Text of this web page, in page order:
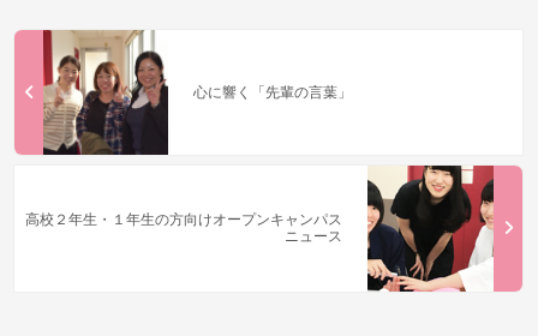
心に響く「先輩の言葉」
高校２年生・１年生の方向けオープンキャンパス
ニュース